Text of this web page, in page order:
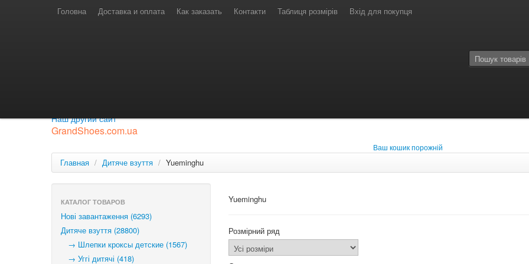
Головна Доставка и оплата Как заказать Контакти Таблиця розмірів Вхід для покупця
Лайф: (063) 527-76-88 МТС: (050) 967-41-33
Наш другий сайт
GrandShoes.com.ua
Ваш кошик порожній
Главная / Дитяче взуття / Yueminghu
КАТАЛОГ ТОВАРОВ
Нові завантаження (6293)
Дитяче взуття (28800)
→ Шлепки кроксы детские (1567)
→ Уггі дитячі (418)
Yueminghu
Розмірний ряд